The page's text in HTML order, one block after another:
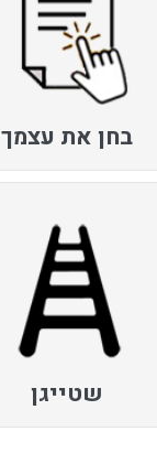
בחן את עצמך
שטייגן